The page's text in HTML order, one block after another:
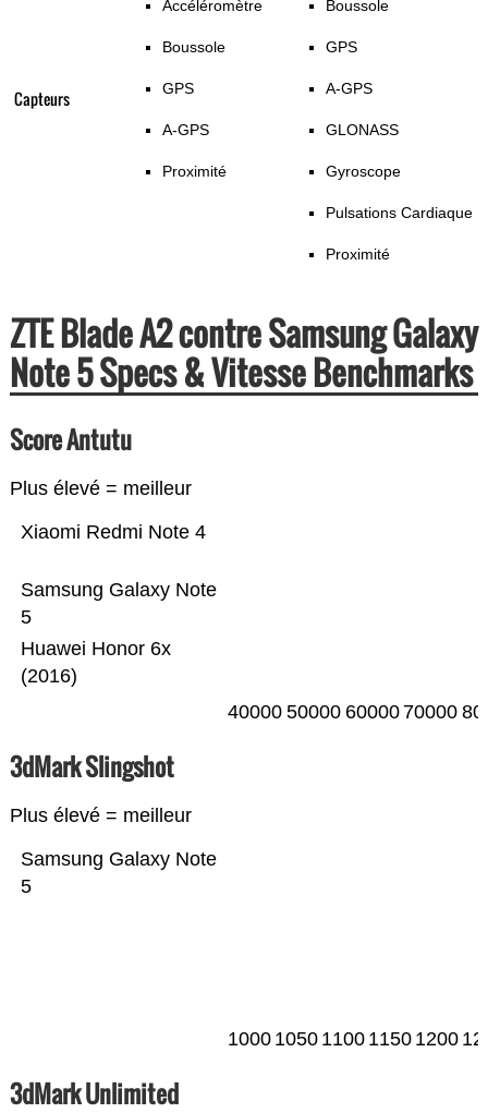
Capteurs
Accéléromètre
Boussole
GPS
A-GPS
Proximité
Boussole
GPS
A-GPS
GLONASS
Gyroscope
Pulsations Cardiaque
Proximité
ZTE Blade A2 contre Samsung Galaxy
Note 5 Specs & Vitesse Benchmarks
Score Antutu
Plus élevé = meilleur
Huawei Honor 6x
(2016)
Samsung Galaxy Note
5
Xiaomi Redmi Note 4
40000 50000 60000 70000
3dMark Slingshot
Plus élevé = meilleur
Samsung Galaxy Note
5
1000 1050 1100 1150 1200
3dMark Unlimited